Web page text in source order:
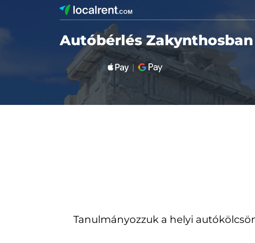
Autóbérlés
Tanulmányozzuk a helyi